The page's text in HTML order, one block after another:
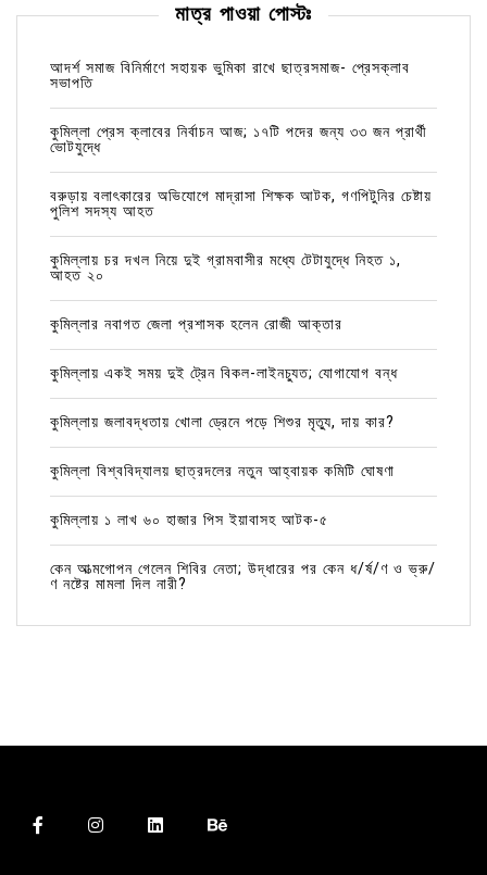
মাত্র পাওয়া পোস্টঃ
আদর্শ সমাজ বিনির্মাণে সহায়ক ভুমিকা রাখে ছাত্রসমাজ- প্রেসক্লাব
সভাপতি
কুমিল্লা প্রেস ক্লাবের নির্বাচন আজ; ১৭টি পদের জন্য ৩৩ জন প্রার্থী
ভোটযুদ্ধে
বরুড়ায় বলাৎকারের অভিযোগে মাদ্রাসা শিক্ষক আটক, গণপিটুনির চেষ্টায়
পুলিশ সদস্য আহত
কুমিল্লায় চর দখল নিয়ে দুই গ্রামবাসীর মধ্যে টেটাযুদ্ধে নিহত ১,
আহত ২০
কুমিল্লার নবাগত জেলা প্রশাসক হলেন রোজী আক্তার
কুমিল্লায় একই সময় দুই ট্রেন বিকল-লাইনচ্যুত; যোগাযোগ বন্ধ
কুমিল্লায় জলাবদ্ধতায় খোলা ড্রেনে পড়ে শিশুর মৃত্যু, দায় কার?
কুমিল্লা বিশ্ববিদ্যালয় ছাত্রদলের নতুন আহ্বায়ক কমিটি ঘোষণা
কুমিল্লায় ১ লাখ ৬০ হাজার পিস ইয়াবাসহ আটক-৫
কেন আত্মগোপন গেলেন শিবির নেতা; উদ্ধারের পর কেন ধ/র্ষ/ণ ও ভ্রু/
ণ নষ্টের মামলা দিল নারী?